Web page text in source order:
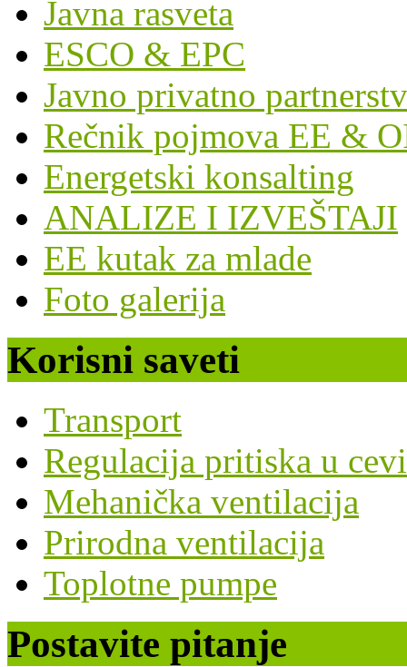
Javna rasveta
ESCO & EPC
Javno privatno
Rečnik pojmova EE &
Energetski konsalting
ANALIZE I IZVEŠTAJI
EE kutak za mlade
Foto galerija
Korisni saveti
Transport
Regulacija pritiska u
Mehanička ventilacija
Prirodna ventilacija
Toplotne pumpe
Postavite pitanje